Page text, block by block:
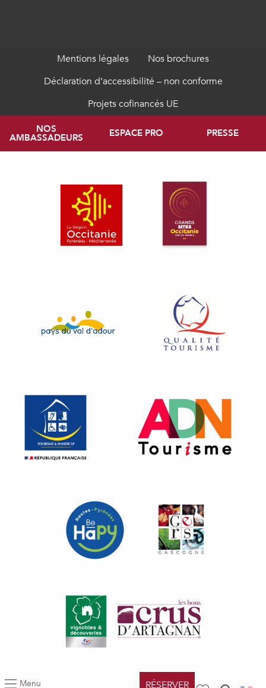
Menu
Mentions légales
Nos brochures
Déclaration d’accessibilité – non conforme
Projets cofinancés UE
NOS
AMBASSADEURS ESPACE PRO PRESSE
RÉSERVER